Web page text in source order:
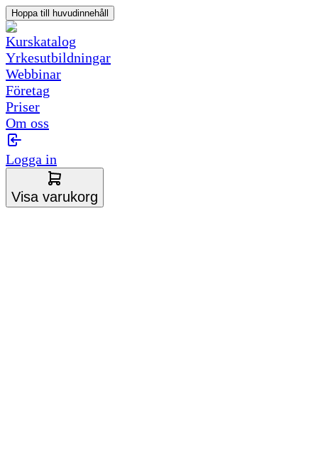
Hoppa till huvudinnehåll
Kurskatalog
Yrkesutbildningar
Webbinar
Företag
Priser
Om oss
Logga in
Visa varukorg